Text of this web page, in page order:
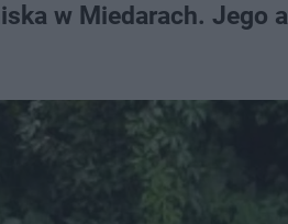
w Miedarach. Jego